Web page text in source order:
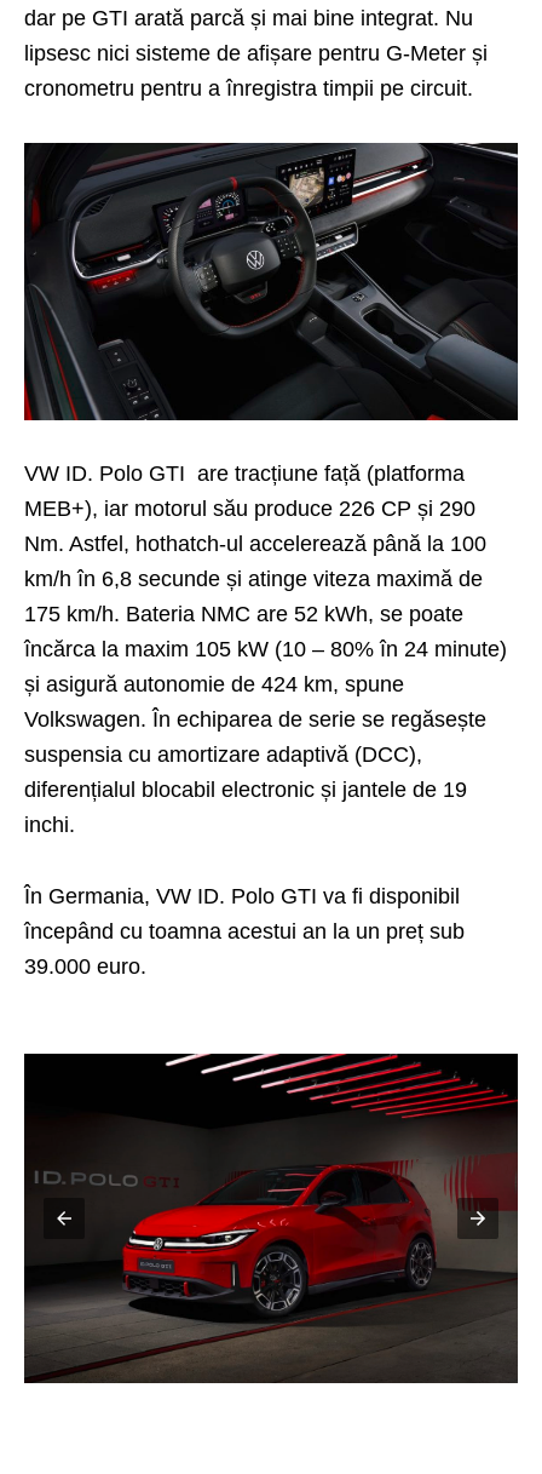
dar pe GTI arată parcă și mai bine integrat. Nu
lipsesc nici sisteme de afișare pentru G-Meter și
cronometru pentru a înregistra timpii pe circuit.
VW ID. Polo GTI are tracțiune față (platforma
MEB+), iar motorul său produce 226 CP și 290
Nm. Astfel, hothatch-ul accelerează până la 100
km/h în 6,8 secunde și atinge viteza maximă de
175 km/h. Bateria NMC are 52 kWh, se poate
încărca la maxim 105 kW (10 – 80% în 24 minute)
și asigură autonomie de 424 km, spune
Volkswagen. În echiparea de serie se regăsește
suspensia cu amortizare adaptivă (DCC),
diferențialul blocabil electronic și jantele de 19
inchi.
În Germania, VW ID. Polo GTI va fi disponibil
începând cu toamna acestui an la un preț sub
39.000 euro.